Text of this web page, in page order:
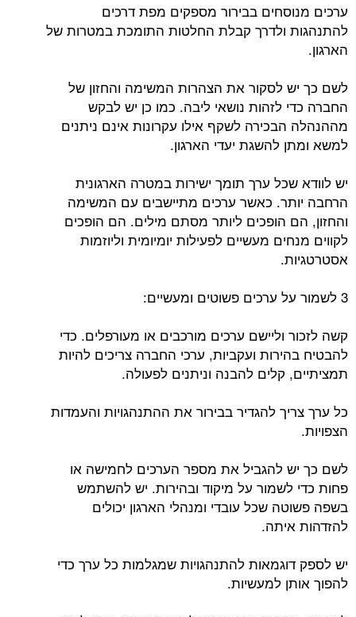
ערכים מנוסחים בבירור מספקים מפת דרכים
להתנהגות ולדרך קבלת החלטות התומכת במטרות של
הארגון.
לשם כך יש לסקור את הצהרות המשימה והחזון של
החברה כדי לזהות נושאי ליבה. כמו כן יש לבקש
מההנהלה הבכירה לשקף אילו עקרונות אינם ניתנים
למשא ומתן להשגת יעדי הארגון.
יש לוודא שכל ערך תומך ישירות במטרה הארגונית
הרחבה יותר. כאשר ערכים מתיישבים עם המשימה
והחזון, הם הופכים ליותר מסתם מילים. הם הופכים
לקווים מנחים מעשיים לפעילות יומיומית וליוזמות
אסטרטגיות.
3 לשמור על ערכים פשוטים ומעשיים:
קשה לזכור וליישם ערכים מורכבים או מעורפלים. כדי
להבטיח בהירות ועקביות, ערכי החברה צריכים להיות
תמציתיים, קלים להבנה וניתנים לפעולה.
כל ערך צריך להגדיר בבירור את ההתנהגויות והעמדות
הצפויות.
לשם כך יש להגביל את מספר הערכים לחמישה או
פחות כדי לשמור על מיקוד ובהירות. יש להשתמש
בשפה פשוטה שכל עובדי ומנהלי הארגון יכולים
להזדהות איתה.
יש לספק דוגמאות להתנהגויות שמגלמות כל ערך כדי
להפוך אותן למעשיות.